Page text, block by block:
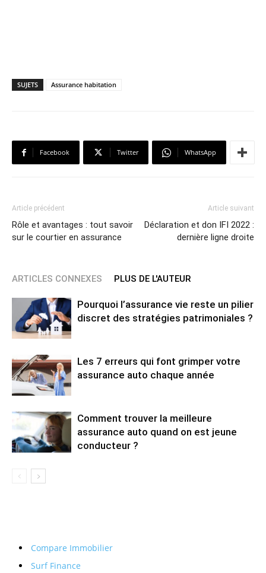
SUJETS Assurance habitation
Facebook Twitter WhatsApp
Article précédent
Rôle et avantages : tout savoir
sur le courtier en assurance
Article suivant
Déclaration et don IFI 2022 :
dernière ligne droite
ARTICLES CONNEXES PLUS DE L'AUTEUR
Pourquoi l’assurance vie reste un pilier
discret des stratégies patrimoniales ?
Les 7 erreurs qui font grimper votre
assurance auto chaque année
Comment trouver la meilleure
assurance auto quand on est jeune
conducteur ?
Compare Immobilier
Surf Finance